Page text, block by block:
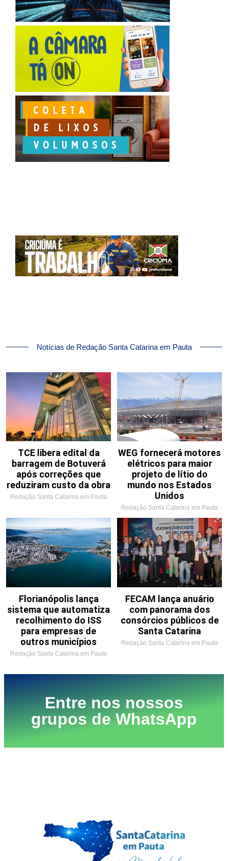
Notícias de Redação Santa Catarina em Pauta
TCE libera edital da
barragem de Botuverá
após correções que
reduziram custo da obra
Redação Santa Catarina em Pauta
WEG fornecerá motores
elétricos para maior
projeto de lítio do
mundo nos Estados
Unidos
Redação Santa Catarina em Pauta
Florianópolis lança
sistema que automatiza
recolhimento do ISS
para empresas de
outros municípios
Redação Santa Catarina em Pauta
FECAM lança anuário
com panorama dos
consórcios públicos de
Santa Catarina
Redação Santa Catarina em Pauta
Entre nos nossos
grupos de WhatsApp